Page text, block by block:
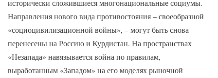
исторически сложившиеся многонациональные социумы.
Направления нового вида противостояния – своеобразной
«социоцивилизационной войны», – могут быть снова
перенесены на Россию и Курдистан. На пространствах
«Незапада» навязывается война по правилам,
выработанным «Западом» на его моделях рыночной